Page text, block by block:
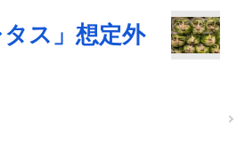
タス」想定外